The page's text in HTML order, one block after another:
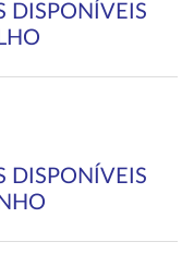
DISPONÍVEIS
DISPONÍVEIS